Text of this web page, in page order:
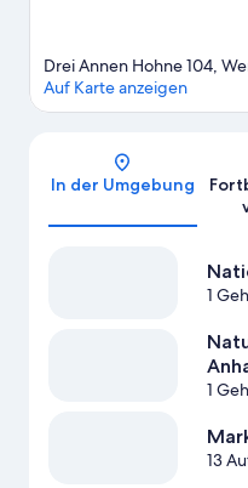
Drei Annen Hohne 104,
Auf Karte anzeigen
In der Umgebung
1
1
13